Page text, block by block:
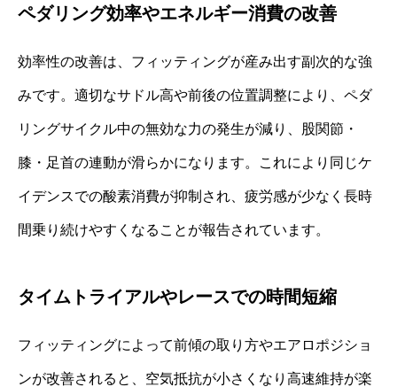
ペダリング効率やエネルギー消費の改善
効率性の改善は、フィッティングが産み出す副次的な強
みです。適切なサドル高や前後の位置調整により、ペダ
リングサイクル中の無効な力の発生が減り、股関節・
膝・足首の連動が滑らかになります。これにより同じケ
イデンスでの酸素消費が抑制され、疲労感が少なく長時
間乗り続けやすくなることが報告されています。
タイムトライアルやレースでの時間短縮
フィッティングによって前傾の取り方やエアロポジショ
ンが改善されると、空気抵抗が小さくなり高速維持が楽